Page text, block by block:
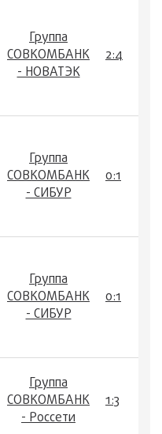
Группа
СОВКОМБАНК
- НОВАТЭК
2:4
Группа
СОВКОМБАНК
- СИБУР
0:1
Группа
СОВКОМБАНК
- СИБУР
0:1
Группа
СОВКОМБАНК
- Россети
1:3